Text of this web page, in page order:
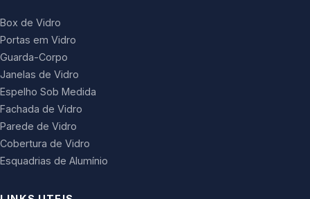
Box de Vidro
Portas em Vidro
Guarda-Corpo
Janelas de Vidro
Espelho Sob Medida
Fachada de Vidro
Parede de Vidro
Cobertura de Vidro
Esquadrias de Alumínio